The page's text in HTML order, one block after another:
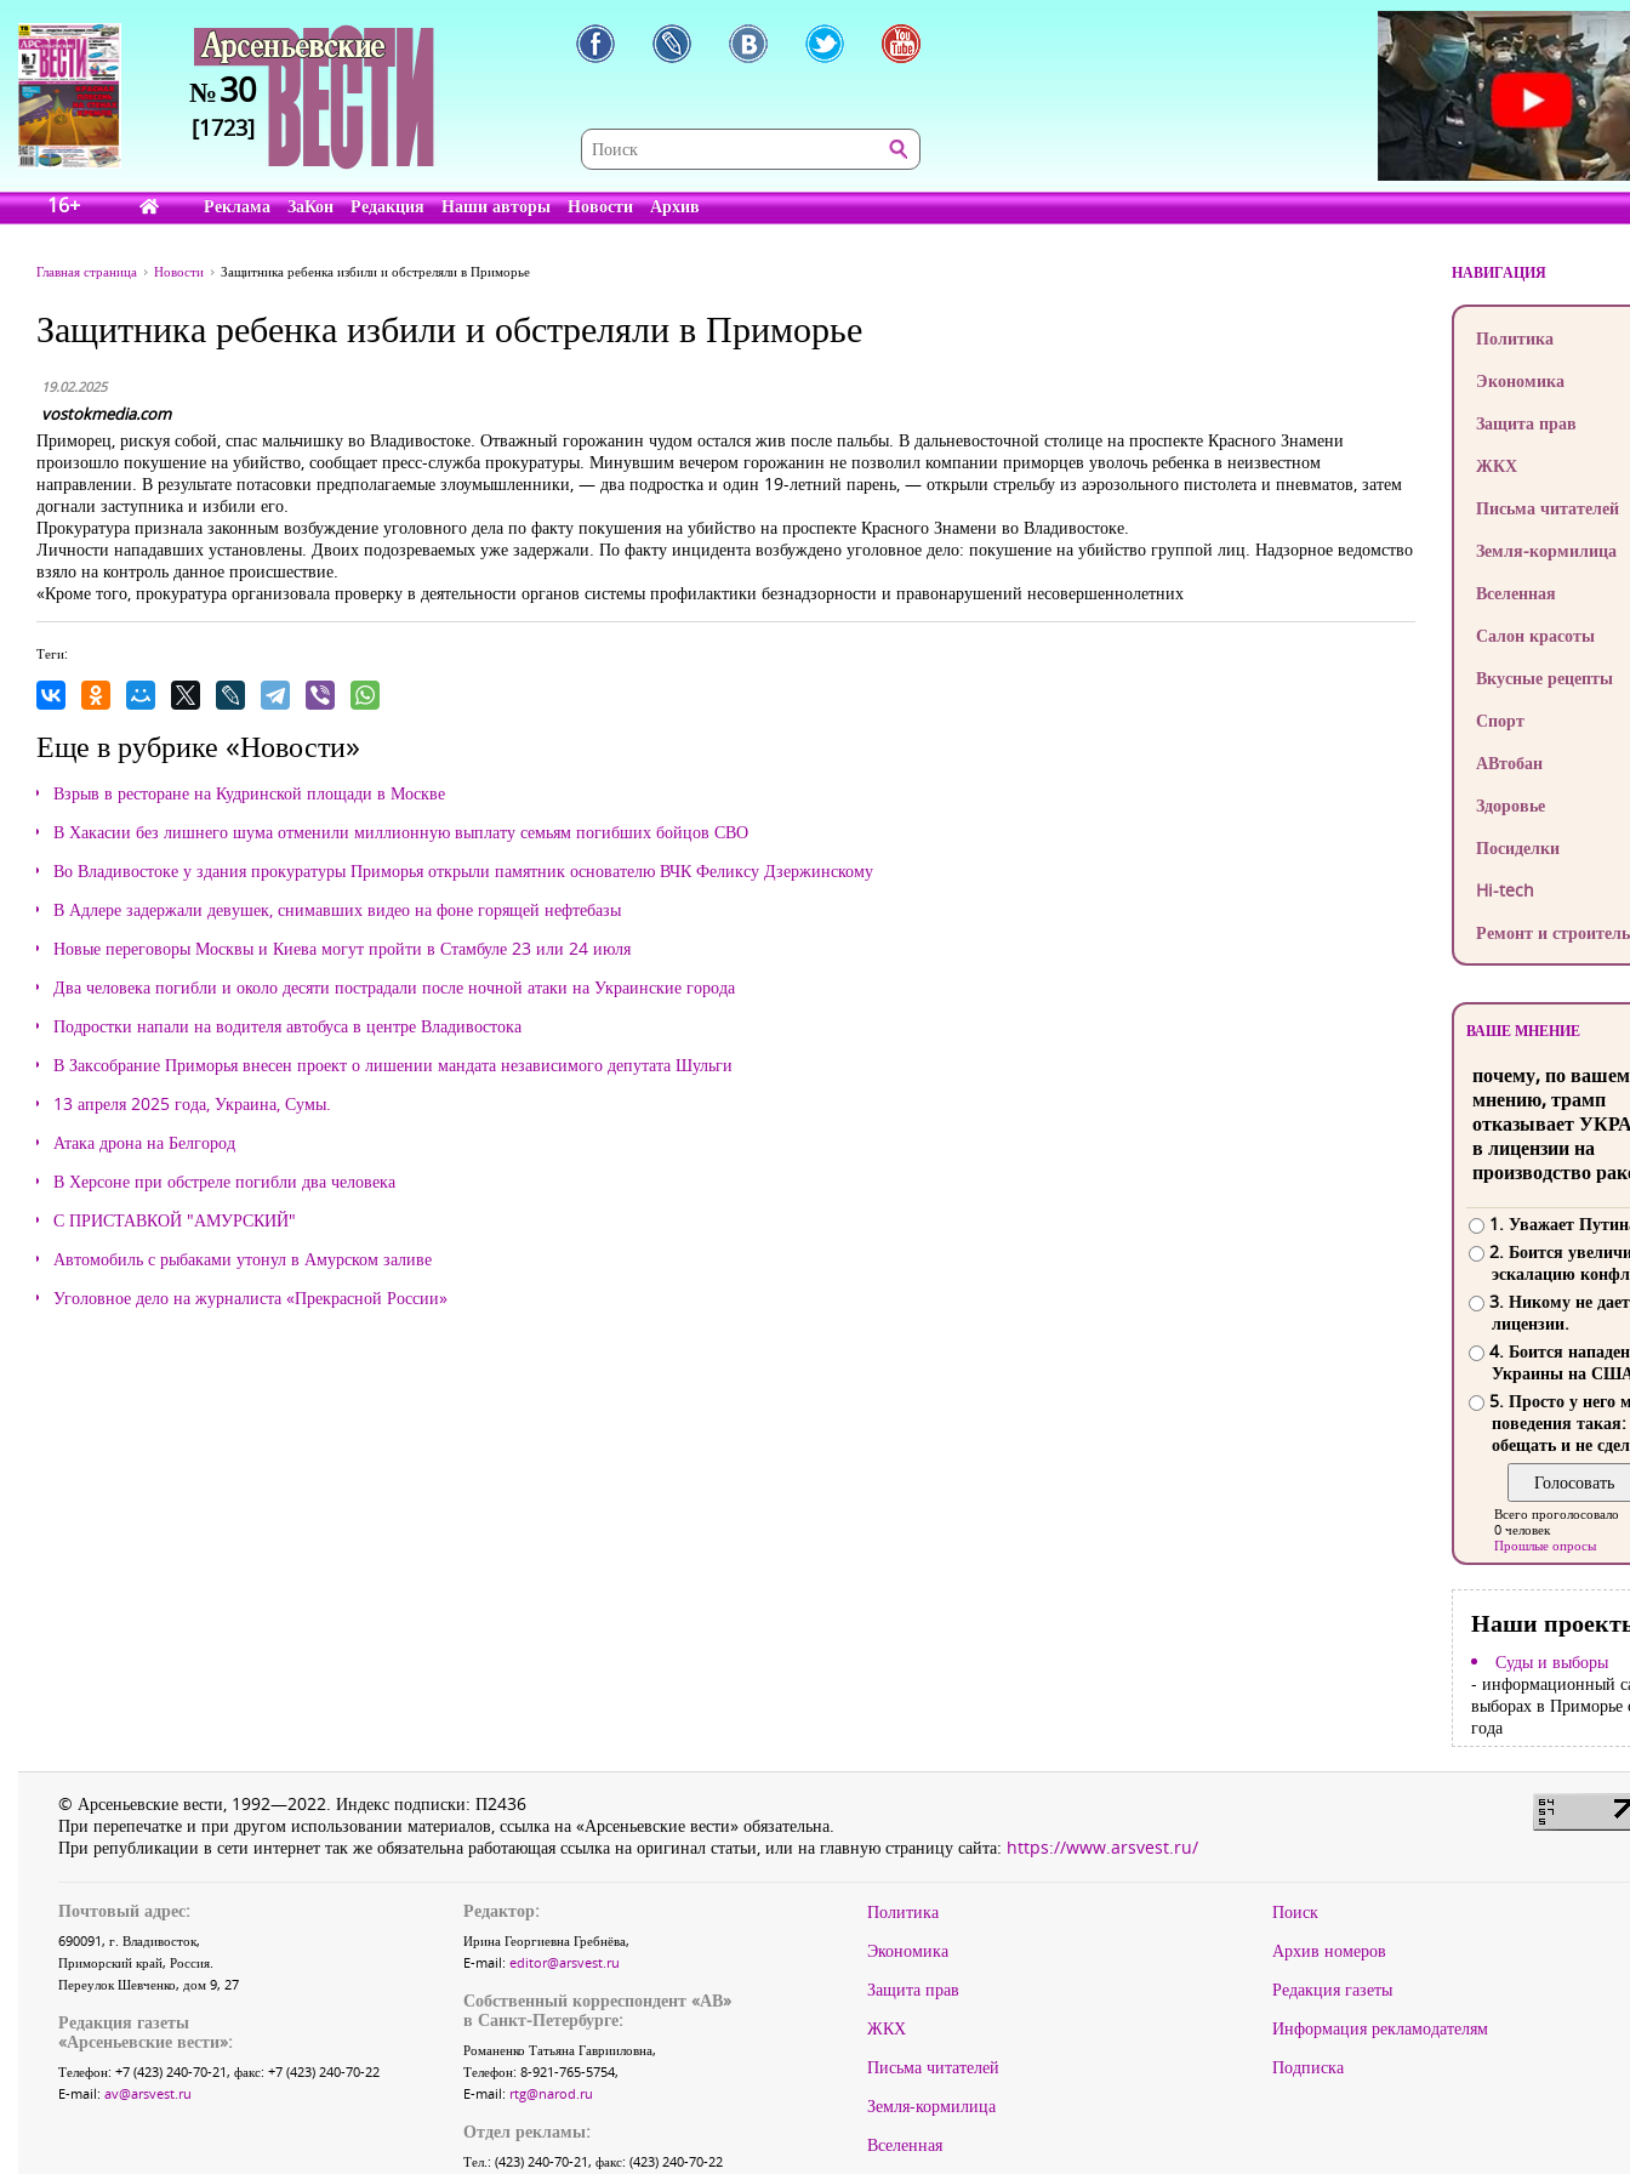
№30
[1723]
16+ Реклама ЗаКон Редакция Наши авторы Новости Архив
Главная страница Новости Защитника ребенка избили и обстреляли в Приморье
Защитника ребенка избили и обстреляли в Приморье
19.02.2025
vostokmedia.com
Приморец, рискуя собой, спас мальчишку во Владивостоке. Отважный горожанин чудом остался жив после пальбы. В дальневосточной столице на проспекте Красного Знамени
произошло покушение на убийство, сообщает пресс-служба прокуратуры. Минувшим вечером горожанин не позволил компании приморцев уволочь ребенка в неизвестном
направлении. В результате потасовки предполагаемые злоумышленники, — два подростка и один 19-летний парень, — открыли стрельбу из аэрозольного пистолета и пневматов, затем
догнали заступника и избили его.
Прокуратура признала законным возбуждение уголовного дела по факту покушения на убийство на проспекте Красного Знамени во Владивостоке.
Личности нападавших установлены. Двоих подозреваемых уже задержали. По факту инцидента возбуждено уголовное дело: покушение на убийство группой лиц. Надзорное ведомство
взяло на контроль данное происшествие.
«Кроме того, прокуратура организовала проверку в деятельности органов системы профилактики безнадзорности и правонарушений несовершеннолетних
Теги:
Еще в рубрике «Новости»
Взрыв в ресторане на Кудринской площади в Москве
В Хакасии без лишнего шума отменили миллионную выплату семьям погибших бойцов СВО
Во Владивостоке у здания прокуратуры Приморья открыли памятник основателю ВЧК Феликсу Дзержинскому
В Адлере задержали девушек, снимавших видео на фоне горящей нефтебазы
Новые переговоры Москвы и Киева могут пройти в Стамбуле 23 или 24 июля
Два человека погибли и около десяти пострадали после ночной атаки на Украинские города
Подростки напали на водителя автобуса в центре Владивостока
В Заксобрание Приморья внесен проект о лишении мандата независимого депутата Шульги
13 апреля 2025 года, Украина, Сумы.
Атака дрона на Белгород
В Херсоне при обстреле погибли два человека
С ПРИСТАВКОЙ "АМУРСКИЙ"
Автомобиль с рыбаками утонул в Амурском заливе
Уголовное дело на журналиста «Прекрасной России»
НАВИГАЦИЯ
Политика
Экономика
Защита прав
ЖКХ
Письма читателей
Земля-кормилица
Вселенная
Салон красоты
Вкусные рецепты
Спорт
АВтобан
Здоровье
Посиделки
Hi-tech
Ремонт и
ВАШЕ МНЕНИЕ
почему, по
мнению, трамп
отказывает
в лицензии на
производство
1. Уважает
2. Боится
эскалацию
3. Никому не
лицензии.
4. Боится
Украины на
5. Просто у него
поведения такая:
обещать и не
Всего проголосовало
0 человек
Прошлые опросы
Наши
Суды и выборы
- информационный
выборах в Приморье
года
© Арсеньевские вести, 1992—2022. Индекс подписки: П2436
При перепечатке и при другом использовании материалов, ссылка на «Арсеньевские вести» обязательна.
При републикации в сети интернет так же обязательна работающая ссылка на оригинал статьи, или на главную страницу сайта: https://www.arsvest.ru/
Почтовый адрес:
690091, г. Владивосток,
Приморский край, Россия.
Переулок Шевченко, дом 9, 27
Редакция газеты
«Арсеньевские вести»:
Телефон: +7 (423) 240-70-21, факс: +7 (423) 240-70-22
E-mail: av@arsvest.ru
Редактор:
Ирина Георгиевна Гребнёва,
E-mail: editor@arsvest.ru
Собственный корреспондент «АВ»
в Санкт-Петербурге:
Романенко Татьяна Гаврииловна,
Телефон: 8-921-765-5754,
E-mail: rtg@narod.ru
Отдел рекламы:
Тел.: (423) 240-70-21, факс: (423) 240-70-22
Политика
Экономика
Защита прав
ЖКХ
Письма читателей
Земля-кормилица
Вселенная
Поиск
Архив номеров
Редакция газеты
Информация рекламодателям
Подписка